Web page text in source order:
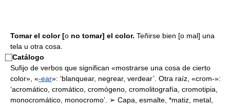
Tomar el color [o no tomar] el color. Teñirse bien [o mal] una
tela u otra cosa.
⃞Catálogo
Sufijo de verbos que significan «mostrarse una cosa de cierto
color», «-ear»: ‘blanquear, negrear, verdear’. Otra raíz, «crom-»:
‘acromático, cromático, cromógeno, cromolitografía, cromotipia,
monocromático, monocromo’. ➢ Capa, esmalte, *matiz, metal,